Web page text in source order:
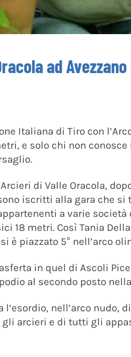
ad Avezzano
Italiana di Tiro con
e solo chi non
di Valle Oracola,
iscritti alla gara che si
a varie
18 metri. Così Tania
è piazzato 5° nell’arco
in quel di Ascoli
al secondo posto
l’esordio, nell’arco nudo,
arcieri e di tutti gli